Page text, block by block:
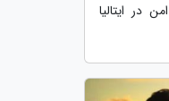
در ایتالیا